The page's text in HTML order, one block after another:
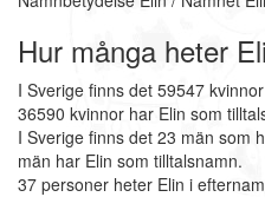
Hur många heter
I Sverige finns det 59547
36590 kvinnor har Elin som
I Sverige finns det 23 män som
män har Elin som tilltalsnamn.
37 personer heter Elin i